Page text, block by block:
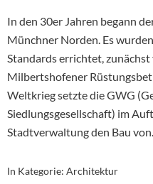
In den 30er Jahren begann
Münchner Norden. Es
Standards errichtet,
Milbertshofener
Weltkrieg setzte die GWG
Siedlungsgesellschaft) im
Stadtverwaltung den Bau
In Kategorie: Architektur